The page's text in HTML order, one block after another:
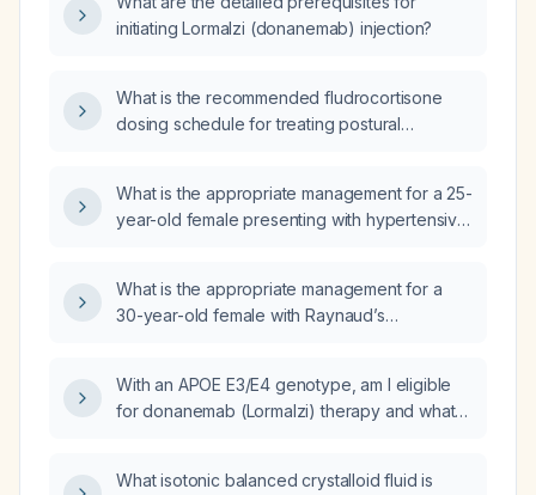
maximum tolerable dose for each medication?
initiating Lormalzi (donanemab) injection?
What is the recommended fludrocortisone
dosing schedule for treating postural
What is the appropriate management for a 25-
year-old female presenting with hypertensive
What is the appropriate management for a
30-year-old female with Raynaud’s
(calcium‑channel blocker) prescribed by a
rheumatologist?
With an APOE E3/E4 genotype, am I eligible
for donanemab (Lormalzi) therapy and what
What isotonic balanced crystalloid fluid is